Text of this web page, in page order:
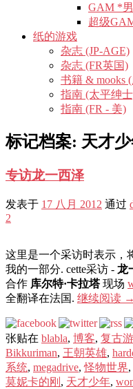
GAM *
超级
纸的游戏
杂志 (JP-AGE)
杂志 (FR英国)
书籍 & mooks
指南 (太平绅
指南 (FR - 美)
标记档案: 天才
专访龙一西泽
发表于 17 八月 2012 通过
2
这里是一个采访时表示，
我的一部分. cette采访 - 龙
合作 库尔特·卡拉塔现场
全翻译在法国. 继续阅读 →
张贴在 blabla, 博客, 复古
Bikkuriman, 王朝英雄,
系统, megadrive,怪物世界,
莫妮卡的刚 , 天才少年,